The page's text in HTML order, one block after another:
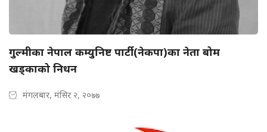
गुल्मीका नेपाल कम्युनिष्ट पार्टी(नेकपा)का नेता बोम
खड्काको निधन
मंगलबार, मंसिर २, २०७७